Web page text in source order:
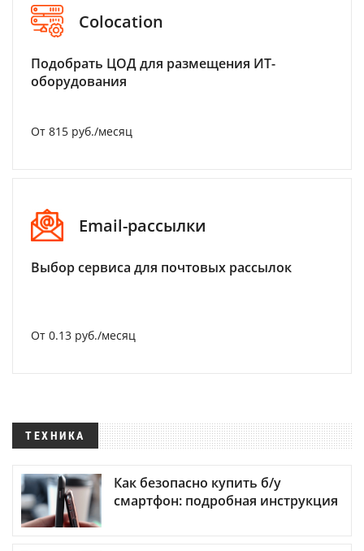
Colocation
Подобрать ЦОД для размещения ИТ-
оборудования
От 815 руб./месяц
Email-рассылки
Выбор сервиса для почтовых рассылок
От 0.13 руб./месяц
ТЕХНИКА
Как безопасно купить б/у
смартфон: подробная инструкция